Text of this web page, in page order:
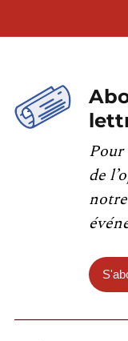
Pour
de